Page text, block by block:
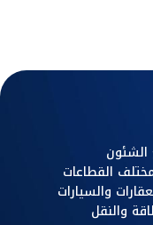
الشئون
القطاعات
والسيارات
والنقل